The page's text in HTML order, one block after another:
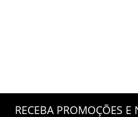
RECEBA PROMOÇÕES